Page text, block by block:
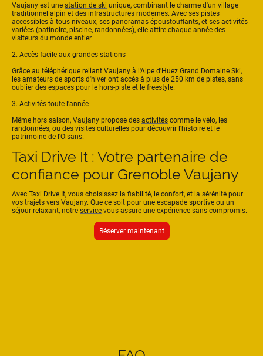
Vaujany est une station de ski unique, combinant le charme d'un village
traditionnel alpin et des infrastructures modernes. Avec ses pistes
accessibles à tous niveaux, ses panoramas époustouflants, et ses activités
variées (patinoire, piscine, randonnées), elle attire chaque année des
visiteurs du monde entier.
2. Accès facile aux grandes stations
Grâce au téléphérique reliant Vaujany à l'Alpe d'Huez Grand Domaine Ski,
les amateurs de sports d'hiver ont accès à plus de 250 km de pistes, sans
oublier des espaces pour le hors-piste et le freestyle.
3. Activités toute l'année
Même hors saison, Vaujany propose des activités comme le vélo, les
randonnées, ou des visites culturelles pour découvrir l'histoire et le
patrimoine de l'Oisans.
Taxi Drive It : Votre partenaire de
confiance pour Grenoble Vaujany
Avec Taxi Drive It, vous choisissez la fiabilité, le confort, et la sérénité pour
vos trajets vers Vaujany. Que ce soit pour une escapade sportive ou un
séjour relaxant, notre service vous assure une expérience sans compromis.
Réserver maintenant